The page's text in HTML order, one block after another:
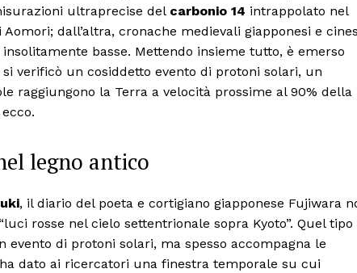
ultraprecise del carbonio 14 intrappolato nel
dall’altra, cronache medievali giapponesi e
basse. Mettendo insieme tutto, è emerso
verificò un cosiddetto evento di protoni solari, un
raggiungono la Terra a velocità prossime al 90% della
legno antico
, il diario del poeta e cortigiano giapponese Fujiwara
rosse nel cielo settentrionale sopra Kyoto”. Quel tipo
di protoni solari, ma spesso accompagna le
dato ai ricercatori una finestra temporale su cui